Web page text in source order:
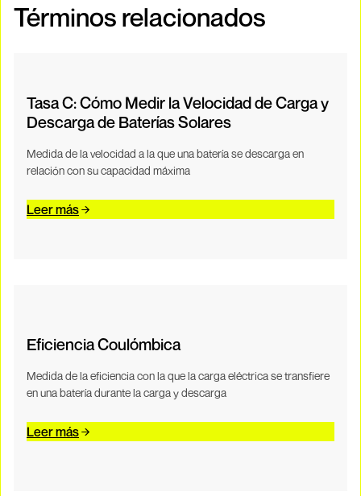
Términos relacionados
Tasa C: Cómo Medir la Velocidad de Carga y
Descarga de Baterías Solares
Medida de la velocidad a la que una batería se descarga en
relación con su capacidad máxima
Leer más
Eficiencia Coulómbica
Medida de la eficiencia con la que la carga eléctrica se transfiere
en una batería durante la carga y descarga
Leer más